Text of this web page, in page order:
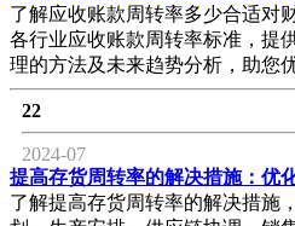
了解应收账款周转率多少合适对
各行业应收账款周转率标准，提
理的方法及未来趋势分析，助您
22
2024-07
提高存货周转率的解决措施：优
了解提高存货周转率的解决措施